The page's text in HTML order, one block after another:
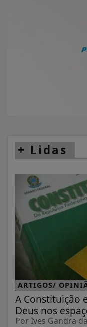
+ Lidas
ARTIGOS/
A Constituição
Deus nos
Por Ives Gandra